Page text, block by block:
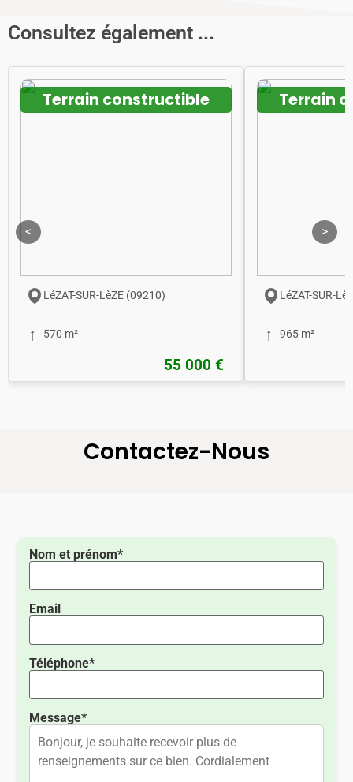
Consultez également ...
<
Terrain constructible
LéZAT-SUR-LèZE (09210)
570 m²
55 000 €
Terrain
LéZAT-SUR-
965 m²
>
Contactez-Nous
Nom et prénom*
Email
Téléphone*
Message*